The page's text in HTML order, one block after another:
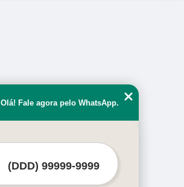
Olá! Fale agora pelo WhatsApp.